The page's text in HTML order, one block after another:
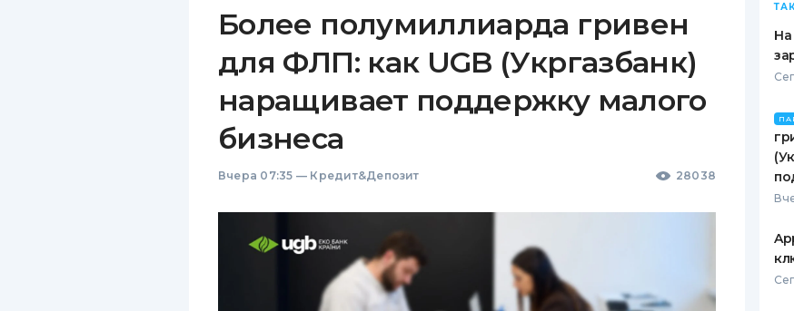
Более полумиллиарда гривен
для ФЛП: как UGB (Укргазбанк)
наращивает поддержку малого
бизнеса
Вчера 07:35 — Кредит&Депозит 28038